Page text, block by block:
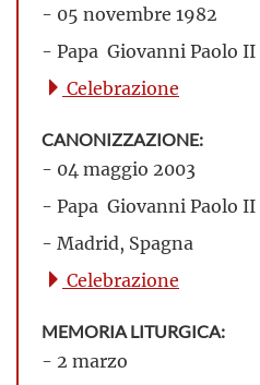
- 05 novembre 1982
- Papa Giovanni Paolo II
Celebrazione
CANONIZZAZIONE:
- 04 maggio 2003
- Papa Giovanni Paolo II
- Madrid, Spagna
Celebrazione
MEMORIA LITURGICA:
- 2 marzo